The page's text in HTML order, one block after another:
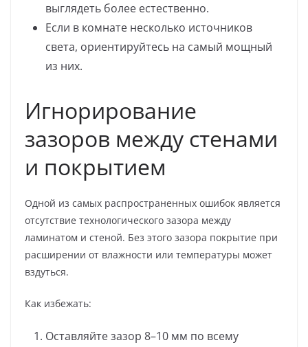
выглядеть более естественно.
Если в комнате несколько источников
света, ориентируйтесь на самый мощный
из них.
Игнорирование
зазоров между стенами
и покрытием
Одной из самых распространенных ошибок является
отсутствие технологического зазора между
ламинатом и стеной. Без этого зазора покрытие при
расширении от влажности или температуры может
вздуться.
Как избежать:
Оставляйте зазор 8–10 мм по всему